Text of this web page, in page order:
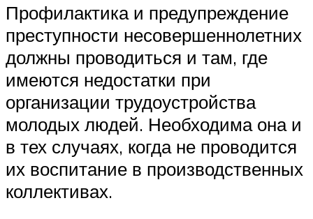
Профилактика и предупреждение
преступности несовершеннолетних
должны проводиться и там, где
имеются недостатки при
организации трудоустройства
молодых людей. Необходима она и
в тех случаях, когда не проводится
их воспитание в производственных
коллективах.